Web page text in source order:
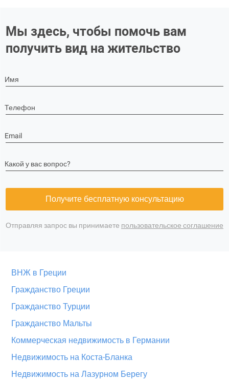
Мы здесь, чтобы помочь вам
получить вид на жительство
Имя
Телефон
Email
Какой у вас вопрос?
Получите бесплатную консультацию
Отправляя запрос вы принимаете пользовательское соглашение
ВНЖ в Греции
Гражданство Греции
Гражданство Турции
Гражданство Мальты
Коммерческая недвижимость в Германии
Недвижимость на Коста-Бланка
Недвижимость на Лазурном Берегу